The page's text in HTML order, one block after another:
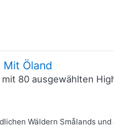
Mit Öland
80 ausgewählten
Wäldern Smålands